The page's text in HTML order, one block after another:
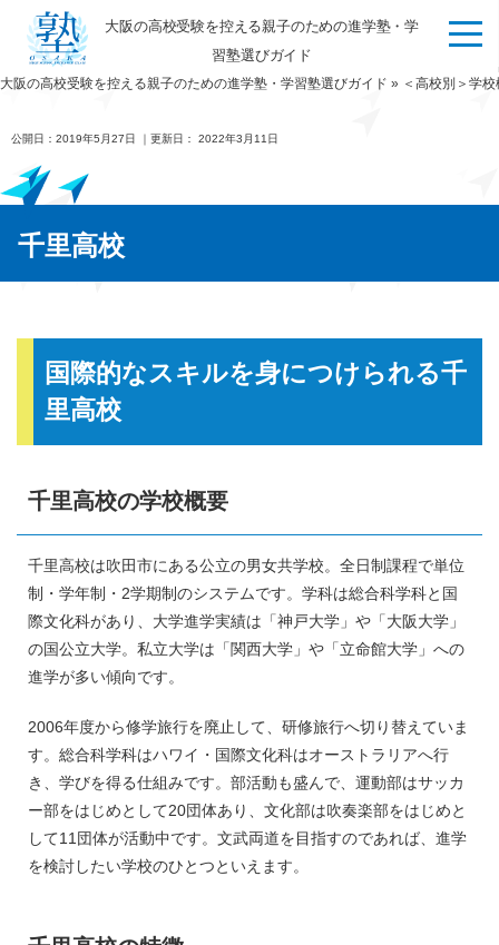
大阪の高校受験を控える親子のための進学塾・学
習塾選びガイド
大阪の高校受験を控える親子のための進学塾・学習塾選びガイド » ＜高校別＞学
公開日： 2019年5月27日 ｜更新日： 2022年3月11日
千里高校
国際的なスキルを身につけられる千
里高校
千里高校の学校概要
千里高校は吹田市にある公立の男女共学校。全日制課程で単位
制・学年制・2学期制のシステムです。学科は総合科学科と国
際文化科があり、大学進学実績は「神戸大学」や「大阪大学」
の国公立大学。私立大学は「関西大学」や「立命館大学」への
進学が多い傾向です。
2006年度から修学旅行を廃止して、研修旅行へ切り替えていま
す。総合科学科はハワイ・国際文化科はオーストラリアへ行
き、学びを得る仕組みです。部活動も盛んで、運動部はサッカ
ー部をはじめとして20団体あり、文化部は吹奏楽部をはじめと
して11団体が活動中です。文武両道を目指すのであれば、進学
を検討したい学校のひとつといえます。